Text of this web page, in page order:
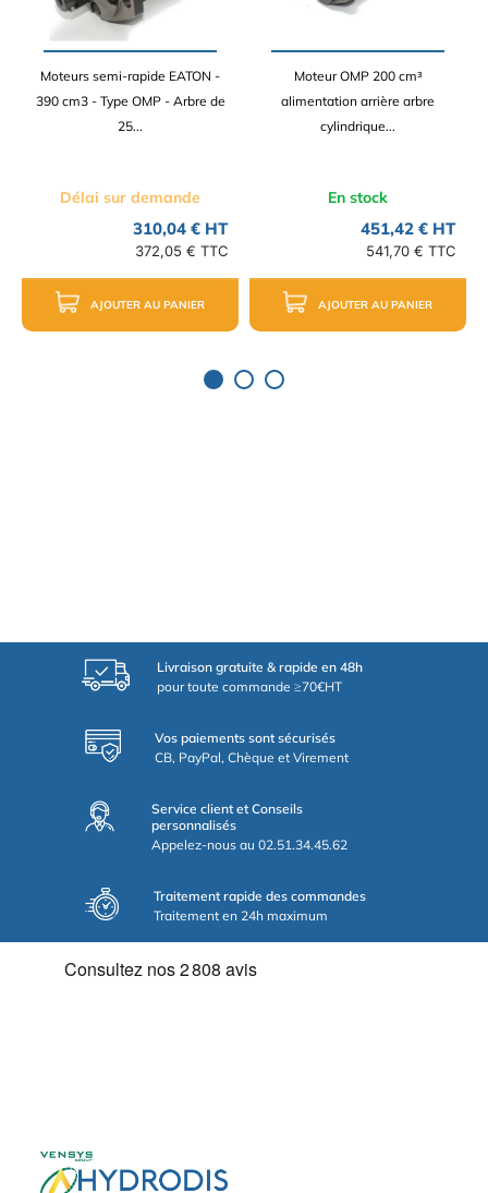
Moteurs semi-rapide EATON -
390 cm3 - Type OMP - Arbre de
25...
Délai sur demande
310,04 € HT
372,05 € TTC
AJOUTER AU PANIER
Moteur OMP 200 cm³
alimentation arrière arbre
cylindrique...
En stock
451,42 € HT
541,70 € TTC
AJOUTER AU PANIER
Livraison gratuite & rapide en 48h
pour toute commande ≥70€HT
Vos paiements sont sécurisés
CB, PayPal, Chèque et Virement
Service client et Conseils
personnalisés
Appelez-nous au 02.51.34.45.62
Traitement rapide des commandes
Traitement en 24h maximum